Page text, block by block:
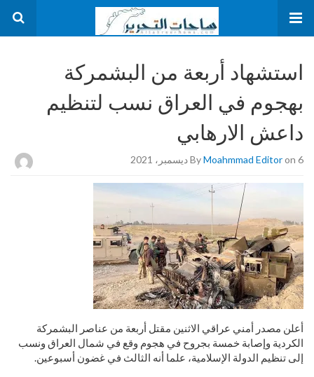
استشهاد أربعة من البشمركة
بهجوم في العراق نسب لتنظيم
داعش الارهابي
ByMoahmmad Editoron 6 ديسمبر، 2021
أعلن مصدر أمني عراقي الاثنين مقتل أربعة من عناصر البشمركة
الكردية وإصابة خمسة بجروح في هجوم وقع في شمال العراق ونسب
إلى تنظيم الدولة الإسلامية، علما أنه الثالث في غضون أسبوعين.